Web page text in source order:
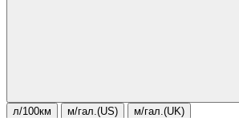
л/100км м/гал.(US) м/гал.(UK)